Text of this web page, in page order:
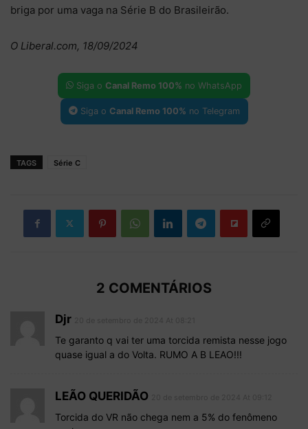
briga por uma vaga na Série B do Brasileirão.
O Liberal.com, 18/09/2024
Siga o Canal Remo 100% no WhatsApp
Siga o Canal Remo 100% no Telegram
TAGS Série C
2 COMENTÁRIOS
Djr
Te garanto q vai ter uma torcida remista nesse jogo
quase igual a do Volta. RUMO A B LEAO!!!
LEÃO QUERIDÃO
Torcida do VR não chega nem a 5% do fenômeno